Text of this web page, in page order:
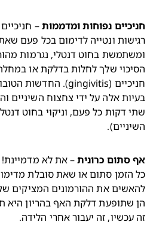
נפוחות ומדממות
כרונית
זה יעבור אחרי הלידה.